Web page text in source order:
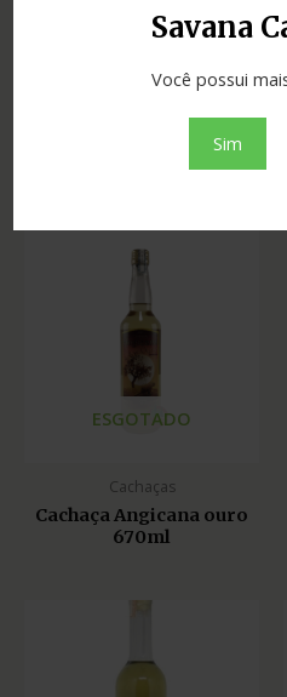
Savana
Você possui
Sim
Cachaça Alto Caparaó
ESGOTADO
Cachaças
Cachaça Angicana ouro
670ml